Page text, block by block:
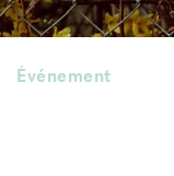
Événement